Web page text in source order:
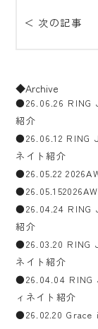
＜ 次の記事
◆Archive
●26.06.26 RING
紹介
●26.06.12 RING
ネイト紹介
●26.05.22
●26.04.24 RING
紹介
●26.03.20 RING
ネイト紹介
●26.04.04 RING
ィネイト紹介
●26.02.20 Grace